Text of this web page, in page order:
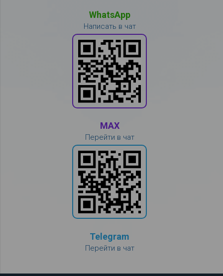
WhatsApp
Написать в чат
MAX
Перейти в чат
Telegram
Перейти в чат